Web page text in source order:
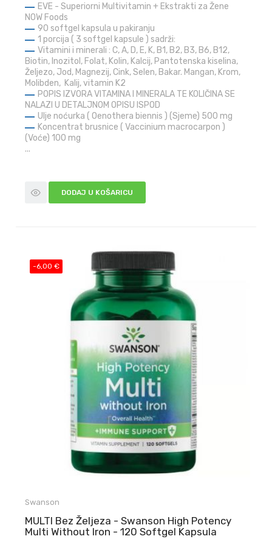
EVE - Superiorni Multivitamin + Ekstrakti za Žene
NOW Foods
90 softgel kapsula u pakiranju
1 porcija ( 3 softgel kapsule ) sadrži:
Vitamini i minerali : C, A, D, E, K, B1, B2, B3, B6, B12,
Biotin, Inozitol, Folat, Kolin, Kalcij, Pantotenska kiselina,
Željezo, Jod, Magnezij, Cink, Selen, Bakar. Mangan, Krom,
Molibden, Kalij, vitamin K2
POPIS IZVORA VITAMINA I MINERALA TE KOLIČINA SE
NALAZI U DETALJNOM OPISU ISPOD
Ulje noćurka ( Oenothera biennis ) (Sjeme) 500 mg
Koncentrat brusnice ( Vaccinium macrocarpon )
(Voće) 100 mg
...
DODAJ U KOŠARICU
-6,00 €
Swanson
MULTI Bez Željeza - Swanson High Potency
Multi Without Iron - 120 Softgel Kapsula